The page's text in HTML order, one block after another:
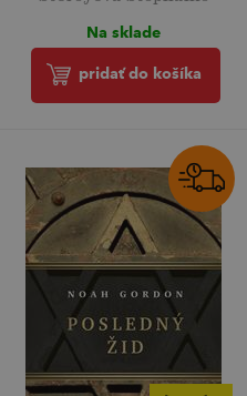
Na sklade
pridať do košíka